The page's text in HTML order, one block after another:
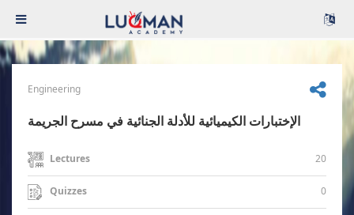
Engineering
الإختبارات الكيميائية للأدلة الجنائية في مسرح الجريمة
Lectures 20
Quizzes 0